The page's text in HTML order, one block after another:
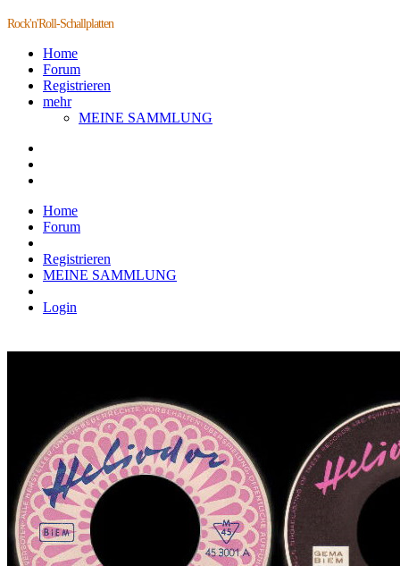
Rock'n'Roll-Schallplatten
Home
Forum
Registrieren
mehr
MEINE SAMMLUNG
Home
Forum
Registrieren
MEINE SAMMLUNG
Login